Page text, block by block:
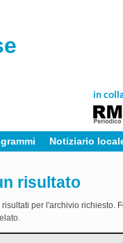
Notiziario
risultato
risultati per l'archivio richiesto.